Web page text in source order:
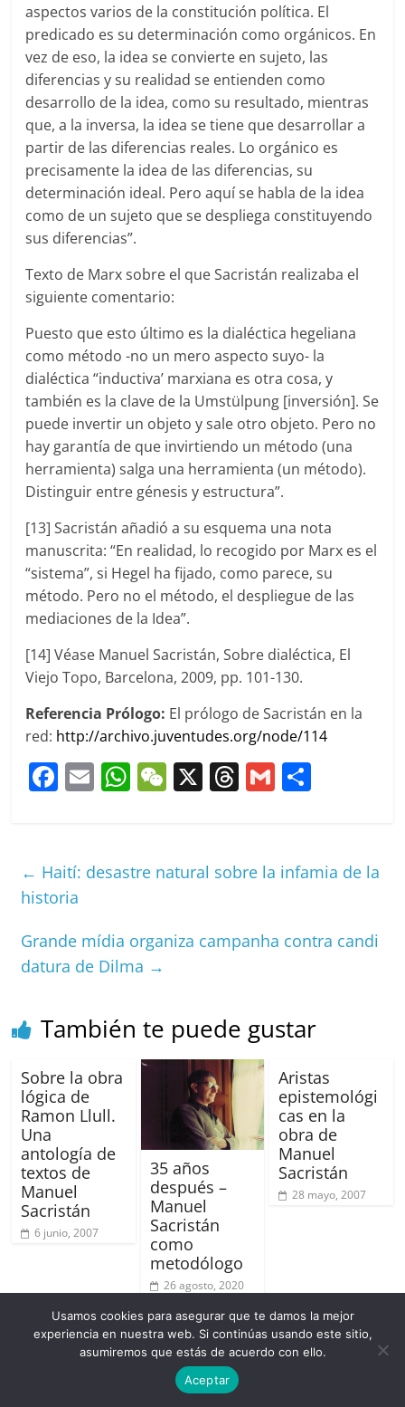
aspectos varios de la constitución política. El
predicado es su determinación como orgánicos. En
vez de eso, la idea se convierte en sujeto, las
diferencias y su realidad se entienden como
desarrollo de la idea, como su resultado, mientras
que, a la inversa, la idea se tiene que desarrollar a
partir de las diferencias reales. Lo orgánico es
precisamente la idea de las diferencias, su
determinación ideal. Pero aquí se habla de la idea
como de un sujeto que se despliega constituyendo
sus diferencias”.
Texto de Marx sobre el que Sacristán realizaba el
siguiente comentario:
Puesto que esto último es la dialéctica hegeliana
como método -no un mero aspecto suyo- la
dialéctica “inductiva’ marxiana es otra cosa, y
también es la clave de la Umstülpung [inversión]. Se
puede invertir un objeto y sale otro objeto. Pero no
hay garantía de que invirtiendo un método (una
herramienta) salga una herramienta (un método).
Distinguir entre génesis y estructura”.
[13] Sacristán añadió a su esquema una nota
manuscrita: “En realidad, lo recogido por Marx es el
“sistema”, si Hegel ha fijado, como parece, su
método. Pero no el método, el despliegue de las
mediaciones de la Idea”.
[14] Véase Manuel Sacristán, Sobre dialéctica, El
Viejo Topo, Barcelona, 2009, pp. 101-130.
Referencia Prólogo: El prólogo de Sacristán en la
red: http://archivo.juventudes.org/node/114
F
e
b
o
k
E
l
W
s
p
W
h
X T
a
G
l p
← Haití: desastre natural sobre la infamia de la
historia
Grande mídia organiza campanha contra candi
datura de Dilma →
También te puede gustar
Sobre la obra
lógica de
Ramon Llull.
Una
antología de
textos de
Manuel
Sacristán
6 junio, 2007
35 años
después –
Manuel
Sacristán
como
metodólogo
26 agosto, 2020
Aristas
epistemológi
cas en la
obra de
Manuel
Sacristán
28 mayo, 2007
Un comentario en «La segunda arista
de la concepción marxista del
mundo: la dialéctica (I)
Usamos cookies para asegurar que te damos la mejor
experiencia en nuestra web. Si continúas usando este sitio,
asumiremos que estás de acuerdo con ello.
Aceptar